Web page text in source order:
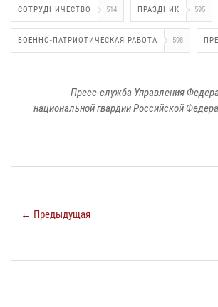
СОТРУДНИЧЕСТВО 514 ПРАЗДНИК 595
ВОЕННО-ПАТРИОТИЧЕСКАЯ РАБОТА 598
Пресс-служба Управления
национальной гвардии Российской
← Предыдущая